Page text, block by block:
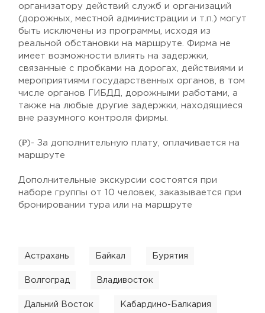
организатору действий служб и организаций
(дорожных, местной администрации и т.п.) могут
быть исключены из программы, исходя из
реальной обстановки на маршруте. Фирма не
имеет возможности влиять на задержки,
связанные с пробками на дорогах, действиями и
мероприятиями государственных органов, в том
числе органов ГИБДД, дорожными работами, а
также на любые другие задержки, находящиеся
вне разумного контроля фирмы.
(₽)- За дополнительную плату, оплачивается на
маршруте
Дополнительные экскурсии состоятся при
наборе группы от 10 человек, заказывается при
бронировании тура или на маршруте
Астрахань Байкал Бурятия
Волгоград Владивосток
Дальний Восток Кабардино-Балкария